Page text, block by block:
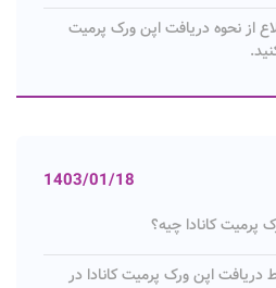
از نحوه دریافت اپن ورک پرمیت
1403/01/18
پرمیت کانادا چیه؟
دریافت اپن ورک پرمیت کانادا در